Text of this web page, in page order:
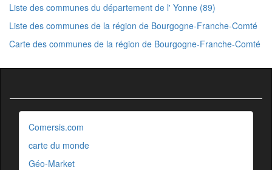
Liste des communes du département de l' Yonne (89)
Liste des communes de la région de Bourgogne-Franche-Comté
Carte des communes de la région de Bourgogne-Franche-Comté
Comersis.com
carte du monde
Géo-Market